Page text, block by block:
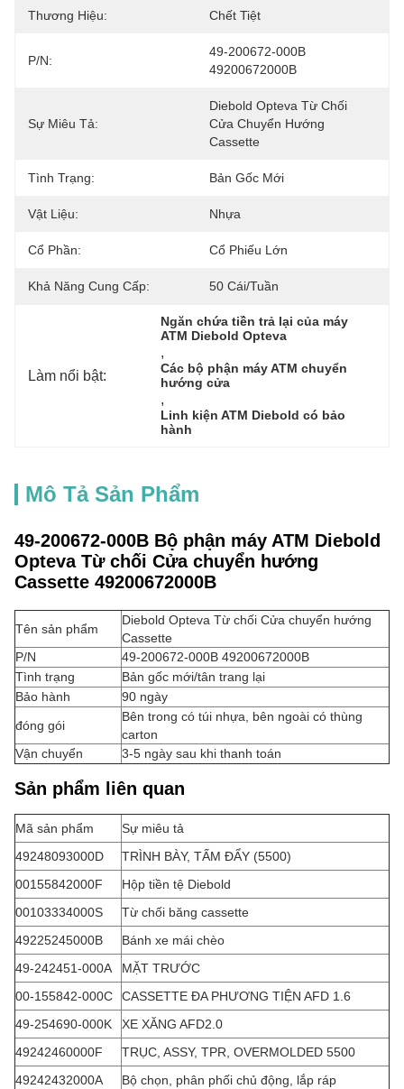
Thương Hiệu: Chết Tiệt
P/N:
49-200672-000B
49200672000B
Sự Miêu Tả:
Diebold Opteva Từ Chối
Cửa Chuyển Hướng
Cassette
Tình Trạng: Bản Gốc Mới
Vật Liệu: Nhựa
Cổ Phần: Cổ Phiếu Lớn
Khả Năng Cung Cấp: 50 Cái/tuần
Làm nổi bật:
Ngăn chứa tiền trả lại của máy
ATM Diebold Opteva
,
Các bộ phận máy ATM chuyển
hướng cửa
,
Linh kiện ATM Diebold có bảo
hành
Mô Tả Sản Phẩm
49-200672-000B Bộ phận máy ATM Diebold
Opteva Từ chối Cửa chuyển hướng
Cassette 49200672000B
Tên sản phẩm
Diebold Opteva Từ chối Cửa chuyển hướng
Cassette
P/N
49-200672-000B 49200672000B
Tình trạng
Bản gốc mới/tân trang lại
Bảo hành
90 ngày
đóng gói
Bên trong có túi nhựa, bên ngoài có thùng
carton
Vận chuyển
3-5 ngày sau khi thanh toán
Sản phẩm liên quan
Mã sản phẩm
Sự miêu tả
49248093000D
TRÌNH BÀY, TẤM ĐẨY (5500)
00155842000F
Hộp tiền tệ Diebold
00103334000S
Từ chối băng cassette
49225245000B
Bánh xe mái chèo
49-242451-000A
MẶT TRƯỚC
00-155842-000C
CASSETTE ĐA PHƯƠNG TIỆN AFD 1.6
49-254690-000K
XE XĂNG AFD2.0
49242460000F
TRỤC, ASSY, TPR, OVERMOLDED 5500
49242432000A
Bộ chọn, phân phối chủ động, lắp ráp